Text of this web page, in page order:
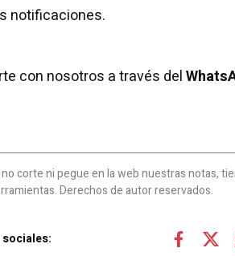
notificaciones.
con nosotros a través del
corte ni pegue en la web nuestras notas,
Derechos de autor reservados.